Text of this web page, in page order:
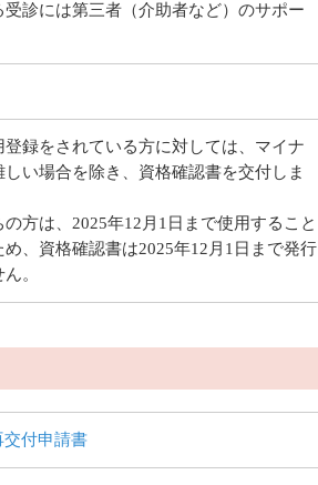
診には第三者（介助者など）のサポー
録をされている方に対しては、マイナ
い場合を除き、資格確認書を交付しま
方は、2025年12月1日まで使用すること
、資格確認書は2025年12月1日まで発行
。
付申請書